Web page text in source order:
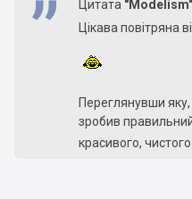
Цитата "Modelism"
Цікава повітряна
Переглянувши
зробив
красивого, чистого